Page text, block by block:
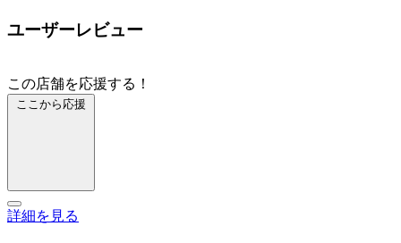
ユーザーレビュー
この店舗を応援する！
ここから応援
詳細を見る